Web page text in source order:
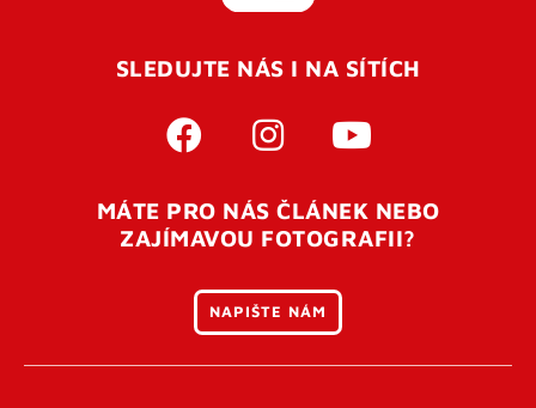
SLEDUJTE NÁS I NA SÍTÍCH
MÁTE PRO NÁS ČLÁNEK NEBO
ZAJÍMAVOU FOTOGRAFII?
NAPIŠTE NÁM